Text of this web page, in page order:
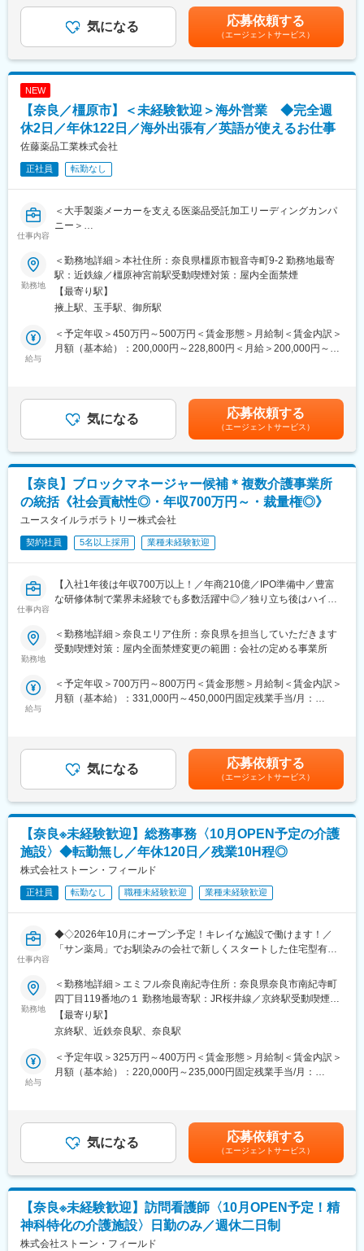
■入社後の流れ：
▼現場研修（2週間）
まずは介護の現場に入り、現場の介護スタッフが日々、どんな働
きをしているか「見て学ぶ」期間からはじまります。
↓
ョンの取り方や、利用者様・ご家族様へのご案内のコツなどを学
びます。慣れてきたら簡単なサポート業務もお任せし、少しずつ
できることを増やしていただく想定です。
↓
研修期間は約3カ月の想定ですが、あなたの成長度にあわせて調整
変更の範囲：会社の定める業務
◆医療事務スタッフのマネジメント
受託先医療機関で働くスタッフが安心して働ける環境を整え、現
・労務管理、モチベーション管理、定着率向上施策の実施
◆収支・運営管理
・担当案件の売上・コスト管理
・IT・DX活用による人件費最適化や運用改善の検討・提案
◆現場オペレーションの統括
・医療事務業務全体の進行管理（受付、会計、診療報酬請求（レ
・トラブル・クレーム発生時のエスカレーション対応
・新規受託案件の立ち上げ支援、プロセス管理
■所属長より
本ポジションは、クライアント対応、病院スタッフのマネジメン
トなど、人とのコミュニケーションが多く発生する業務内容で
す。個人での業務よりも、チームで目標を達成することや課題に
取り組んでいただけますと幸いです。を支える、そんな「誇りあ
る仕事」に、ぜひ一緒に挑戦しましょう。
当社は以下領域で全国30,000名以上の社員が活躍しています。
医療事業：受付、会計、診療報酬請求業務等の受託・人材派遣
介護事業：自立支援と地域トータルケアを理念とした施設運営
こども事業：東京都中心に66か所の認可保育園等を運営
変更の範囲：会社の定める業務
通じて上下する可能性があります。月給(月額)は固定手当を含めた
表記です。気になる 応募依頼する
（エージェントサービス）
NEW
【奈良／橿原市】＜未経験歓迎＞海外営業 ◆完全週
休2日／年休122日／海外出張有／英語が使えるお仕事
佐藤薬品工業株式会社
正社員 転勤なし
仕事内容
＜大手製薬メーカーを支える医薬品受託加工リーディングカンパ
ニー＞
■職務概要：
錠剤やカプセル剤などの内服固形剤を主に受託加工する当社に
て、自社ブランドの健康食品・化粧品等の営業をお任せします。
主に既存顧客の深耕営業
(取引拡大)をミッションに活躍いただく予定です。
■業務詳細：
（1）社内業務
・輸出取引における仕入れ先や通関企業との折衝や書類作成
・得意先への注文書、注文請書、請求書他の作成、提出受領
・現地行政への医薬品申請、サプリメント製品登録における各種
取引のあるベトナム、カンボジア、中国、モンゴル等で）
・ゆくゆくは、インドやウズベキスタン等の新規の重点国に販路
を拡大していきます。
ます。
5名(男性2名、女性3名)の部署ですが、現在管理職2名での業務と
なっています。※育休中のため3名不在
■会社の特徴：
当社は、1947年の創業以来、内服固形剤における製造技術の研鑽
グカンパニーとして、お客様のニーズに真摯にこたえてきまし
た。創業から70余年に亘り培ったノウハウをプラスし続け、これ
勤務地
＜勤務地詳細＞本社住所：奈良県橿原市観音寺町9-2 勤務地最寄
駅：近鉄線／橿原神宮前駅受動喫煙対策：屋内全面禁煙
【最寄り駅】
掖上駅、玉手駅、御所駅
給与
＜予定年収＞450万円～500万円＜賃金形態＞月給制＜賃金内訳＞
月額（基本給）：200,000円～228,800円＜月給＞200,000円～
性があります。月給(月額)は固定手当を含めた表記です。
気になる 応募依頼する
（エージェントサービス）
【奈良】ブロックマネージャー候補＊複数介護事業所
の統括《社会貢献性◎・年収700万円～・裁量権◎》
ユースタイルラボラトリー株式会社
契約社員 5名以上採用 業種未経験歓迎
仕事内容
【入社1年後は年収700万以上！／年商210億／IPO準備中／豊富
な研修体制で業界未経験でも多数活躍中◎／独り立ち後はハイブ
重度障害のある方や高齢者の方等に医療的ケアサービスを行う訪
問介護事業を提供する当社にて、複数の都道府県を束ねたブロッ
ジャー候補を募集します。
★下記インタビューをぜひご覧ください！
・部門の運営、売上管理
・営業活動
・サービス提供管理・保守
・ご利用者様やご家族へのヒアリング、サービス設計・立上げ
・ケアマネージャーや医療機関、福祉事業所、行政等との調整
・スタッフの採用・指導・育成
・各種プロジェクトへの参加
※担当エリアは選考時の希望を考慮の上、決定します。
【入社直後の流れ】
す。
■入社～1カ月目
格取得。なお、資格取得のための費用は当社負担となります。
■1～3か月目
・OJTを受けながら日勤・夜勤両方の介護現場での業務をお任せ
します。
※研修終了後は現場業務は無くなるため日勤のみ
■3～6か月目
・マネージャー業務を学んでいただきます。ピープルマネジメン
■本配属後
・各事業所の課題や目的に合わせてマネジメント業務に専念頂き
【キャリアパス（例）】
・医療介護スタッフ（2週間程度の基礎研修必要資格取得、現場業
務）
・サービスリーダー（入社3カ月～※研修期間）
勤務地
＜勤務地詳細＞奈良エリア住所：奈良県を担当していただきます
受動喫煙対策：屋内全面禁煙変更の範囲：会社の定める事業所
給与
＜予定年収＞700万円～800万円＜賃金形態＞月給制＜賃金内訳＞
月額（基本給）：331,000円～450,000円固定残業手当/月：
有■賞与：年2回※前職給与を考慮※経験・スキル・スタートポジシ
ョンにおいて異なる※評価により昇格・昇給あり※エリアにより地
域加算手当分が異なる※時間外手当は別途全額支給賃金はあくまで
も目安の金額であり、選考を通じて上下する可能性があります。
月給(月額)は固定手当を含めた表記です。
気になる 応募依頼する
（エージェントサービス）
【奈良※未経験歓迎】総務事務〈10月OPEN予定の介護
施設〉◆転勤無し／年休120日／残業10H程◎
株式会社ストーン・フィールド
正社員 転勤なし 職種未経験歓迎 業種未経験歓迎
仕事内容
◆◇2026年10月にオープン予定！キレイな施設で働けます！／
「サン薬局」でお馴染みの会社で新しくスタートした住宅型有料
バランスを整えられる環境◎◆◇
■採用背景：
新設する住宅型有料老人ホームにて、組織の体制強化のため、バ
ックオフィスからサポートいただけるスタッフを採用する運びと
なりました。
■業務内容：
・介護報酬請求業務（レセプト業務）：併設する訪問介護ステー
ションの利用実績データ入力、国保連への請求データ作成・チェ
ック業務
・電話対応：ご家族様や関係機関からのお問い合わせ対応
・各種事務業務：備品管理・発注、各種書類の整理・ファイリン
グ、小口現金管理など
・入居者様・ご家族様への対応：毎月の利用料に関する請求書発
勤務地
＜勤務地詳細＞エミフル奈良南紀寺住所：奈良県奈良市南紀寺町
四丁目119番地の１ 勤務地最寄駅：JR桜井線／京終駅受動喫煙対
策：屋内全面禁煙変更の範囲：無
【最寄り駅】
京終駅、近鉄奈良駅、奈良駅
給与
＜予定年収＞325万円～400万円＜賃金形態＞月給制＜賃金内訳＞
月額（基本給）：220,000円～235,000円固定残業手当/月：
実績：年2回（4月・9月）■昇給：年1回(10月）賃金はあくまでも
目安の金額であり、選考を通じて上下する可能性があります。月
給(月額)は固定手当を含めた表記です。
気になる 応募依頼する
（エージェントサービス）
【奈良※未経験歓迎】訪問看護師〈10月OPEN予定！精
神科特化の介護施設〉日勤のみ／週休二日制
株式会社ストーン・フィールド